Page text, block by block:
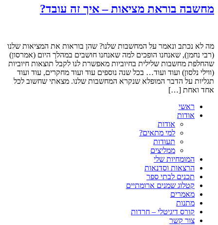
מחשבה בוראת מציאות – איך זה עובד?
מה לא נכתב ונאמר על המחשבות שלנו? שהן בוראות את המציאות שלנו
(רבי נחמן), שאנחנו הופכים למה שאנחנו חושבים במהלך היום (אמרסון)
שהחלפת מחשבות שלילית בחיוביות מאפשרת לנו לקבל תוצאות חיוביות
(ווילי נלסון) ועוד ועוד… בכל שנה נוספים עוד ועוד מחקרים, עוד ועוד
תגליות על הדבר המופלא שנקרא המחשבות שלנו. מצאתי שחשוב לכל
אחד ואחת […]
ראשי
אודות
אודות
למי מתאים?
תעודות
ממליצים
המומחיות שלי
הרצאות וסדנאות
תכנים לבתי ספר
קטלוג שמנים ארומתיים
מאמרים
מתנות
קורס דיגיטלי – חרדות
צור קשר